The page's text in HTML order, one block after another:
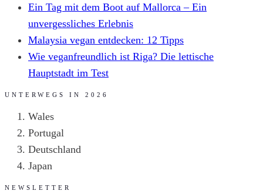
Ein Tag mit dem Boot auf Mallorca – Ein
unvergessliches Erlebnis
Malaysia vegan entdecken: 12 Tipps
Wie veganfreundlich ist Riga? Die lettische
Hauptstadt im Test
UNTERWEGS IN 2026
Wales
Portugal
Deutschland
Japan
NEWSLETTER